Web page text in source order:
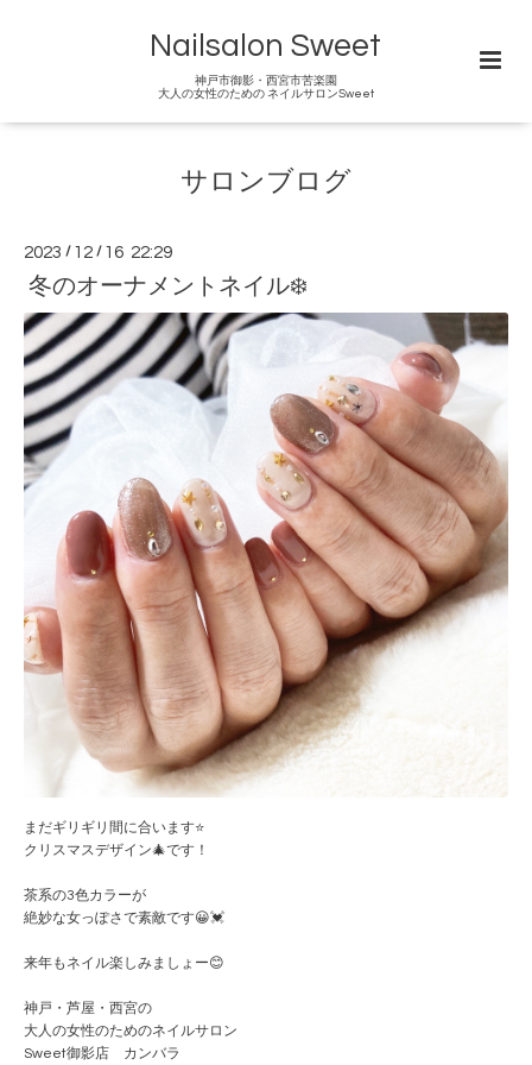
Nailsalon Sweet
神戸市御影・西宮市苦楽園
大人の女性のための ネイルサロンSweet
サロンブログ
2023 / 12 / 16 22:29
冬のオーナメントネイル❄️
まだギリギリ間に合います⭐️
クリスマスデザイン🎄です！
茶系の3色カラーが
絶妙な女っぽさで素敵です😀💓
来年もネイル楽しみましょー😊
神戸・芦屋・西宮の
大人の女性のためのネイルサロン
Sweet御影店 カンバラ